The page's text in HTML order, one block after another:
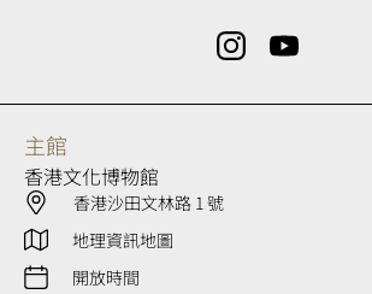
主館
香港文化博物館
香港沙田文林路 1 號
地理資訊地圖
開放時間